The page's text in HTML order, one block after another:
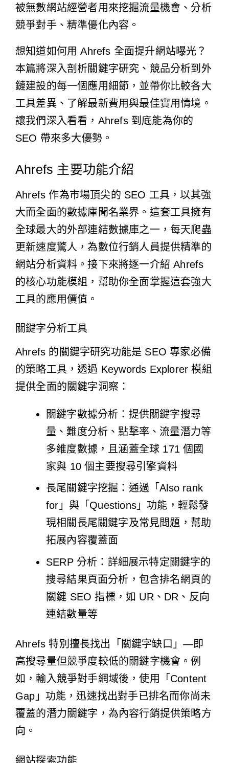
被無數網站經營者用來挖掘流量機會、分析
競爭對手、精準優化內容。
想知道如何用 Ahrefs 全面提升網站曝光？
本篇將深入剖析關鍵字研究、競品分析到外
鏈建設的每一個應用細節，並帶你比較各大
工具差異、了解最新費用與最佳實用情境。
讓我們深入看看，Ahrefs 到底能為你的
SEO 帶來多大優勢。
Ahrefs 主要功能介紹
Ahrefs 作為市場頂尖的 SEO 工具，以其強
大而全面的數據庫聞名業界。這套工具擁有
全球最大的外部連結數據庫之一，每天爬蟲
更新速度驚人，為數位行銷人員提供精準的
網站分析資料。接下來將逐一介紹 Ahrefs
的核心功能模組，幫助你全面掌握這套強大
工具的應用價值。
關鍵字分析工具
Ahrefs 的關鍵字研究功能是 SEO 專家必備
的策略工具，透過 Keywords Explorer 模組
提供全面的關鍵字洞察：
關鍵字數據分析：提供關鍵字搜尋
量、難度分析、點擊率、流量潛力等
多維度數據，且涵蓋全球 171 個國
家與 10 個主要搜尋引擎資料
長尾關鍵字挖掘：通過「Also rank
for」與「Questions」功能，輕鬆發
現相關長尾關鍵字及常見問題，幫助
拓展內容覆蓋面
SERP 分析：詳細展示特定關鍵字的
搜尋結果頁面分析，包含排名網頁的
關鍵 SEO 指標，如 UR、DR、反向
連結數量等
Ahrefs 特別擅長找出「關鍵字缺口」—即
高搜尋量但競爭度較低的關鍵字機會。例
如，輸入競爭對手網域後，使用「Content
Gap」功能，迅速找出對手已排名而你尚未
覆蓋的潛力關鍵字，為內容行銷提供策略方
向。
網站探索功能